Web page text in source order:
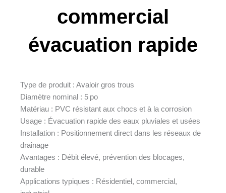
commercial
évacuation rapide
Type de produit : Avaloir gros trous
Diamètre nominal : 5 po
Matériau : PVC résistant aux chocs et à la corrosion
Usage : Évacuation rapide des eaux pluviales et usées
Installation : Positionnement direct dans les réseaux de
drainage
Avantages : Débit élevé, prévention des blocages,
durable
Applications typiques : Résidentiel, commercial,